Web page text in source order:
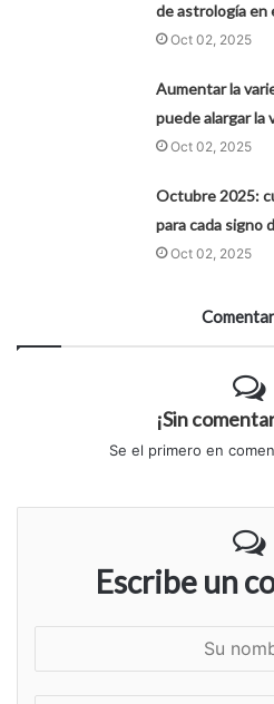
de astrología en
Oct 02, 2025
Aumentar la
puede alargar la
Oct 02, 2025
Octubre 2025:
para cada signo
Oct 02, 2025
¡Sin
Se el primero en
Escribe un